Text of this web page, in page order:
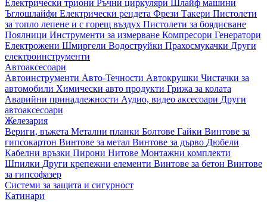
Електрически триони Ръчни циркуляри
Шлайф машини
Ъглошлайфи Електрически рендета Фрези Такери Пистолети
за топло лепене и с горещ въздух Пистолети за боядисване
Поялници Инструменти за измерване Компресори Генератори
Електрожени Шмиргели Водоструйки Прахосмукачки Други
електроинструменти
Автоаксесоари
Автоинструменти Авто-Течности Автокрушки Чистачки за
автомобили Химически авто продукти Грижа за колата
Аварийни принадлежности Аудио, видео аксесоари Други
автоаксесоари
Железария
Вериги, въжета Метални планки Болтове Гайки Винтове за
гипсокартон Винтове за метал Винтове за дърво Дюбели
Кабелни връзки Пирони Нитове Монтажни комплекти
Шпилки Други крепежни елементи Винтове за бетон Винтове
за гипсофазер
Системи за защита и сигурност
Катинари